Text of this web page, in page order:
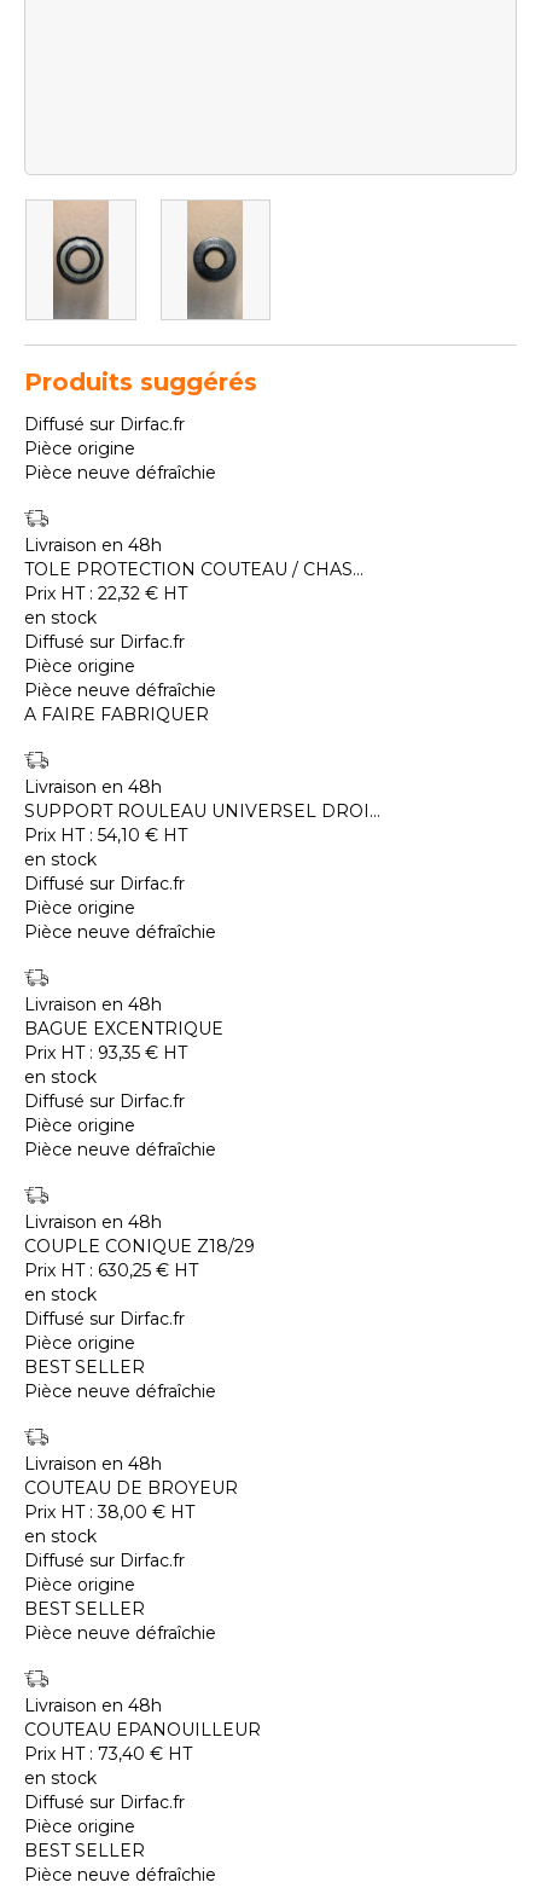
Produits suggérés
Diffusé sur Dirfac.fr
Pièce origine
Pièce neuve défraîchie
Livraison en 48h
TOLE PROTECTION COUTEAU / CHAS...
Prix HT : 22,32 € HT
en stock
Diffusé sur Dirfac.fr
Pièce origine
Pièce neuve défraîchie
A FAIRE FABRIQUER
Livraison en 48h
SUPPORT ROULEAU UNIVERSEL DROI...
Prix HT : 54,10 € HT
en stock
Diffusé sur Dirfac.fr
Pièce origine
Pièce neuve défraîchie
Livraison en 48h
BAGUE EXCENTRIQUE
Prix HT : 93,35 € HT
en stock
Diffusé sur Dirfac.fr
Pièce origine
Pièce neuve défraîchie
Livraison en 48h
COUPLE CONIQUE Z18/29
Prix HT : 630,25 € HT
en stock
Diffusé sur Dirfac.fr
Pièce origine
BEST SELLER
Pièce neuve défraîchie
Livraison en 48h
COUTEAU DE BROYEUR
Prix HT :38,00 € HT
en stock
Diffusé sur Dirfac.fr
Pièce origine
BEST SELLER
Pièce neuve défraîchie
Livraison en 48h
COUTEAU EPANOUILLEUR
Prix HT : 73,40 € HT
en stock
Diffusé sur Dirfac.fr
Pièce origine
BEST SELLER
Pièce neuve défraîchie